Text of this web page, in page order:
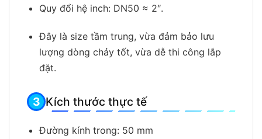
Quy đổi hệ inch: DN50 ≈ 2″.
Đây là size tầm trung, vừa đảm bảo lưu
lượng dòng chảy tốt, vừa dễ thi công lắp
đặt.
Kích thước thực tế
Đường kính trong: 50 mm